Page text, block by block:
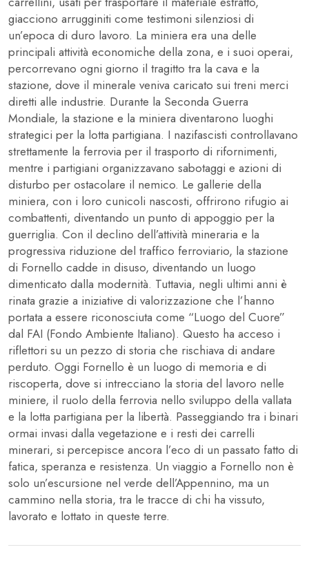
giacciono arrugginiti come testimoni silenziosi di
un’epoca di duro lavoro. La miniera era una delle
principali attività economiche della zona, e i suoi operai,
percorrevano ogni giorno il tragitto tra la cava e la
stazione, dove il minerale veniva caricato sui treni merci
diretti alle industrie. Durante la Seconda Guerra
Mondiale, la stazione e la miniera diventarono luoghi
strategici per la lotta partigiana. I nazifascisti controllavano
strettamente la ferrovia per il trasporto di rifornimenti,
mentre i partigiani organizzavano sabotaggi e azioni di
disturbo per ostacolare il nemico. Le gallerie della
miniera, con i loro cunicoli nascosti, offrirono rifugio ai
combattenti, diventando un punto di appoggio per la
guerriglia. Con il declino dell’attività mineraria e la
progressiva riduzione del traffico ferroviario, la stazione
di Fornello cadde in disuso, diventando un luogo
dimenticato dalla modernità. Tuttavia, negli ultimi anni è
rinata grazie a iniziative di valorizzazione che l’hanno
portata a essere riconosciuta come “Luogo del Cuore”
dal FAI (Fondo Ambiente Italiano). Questo ha acceso i
riflettori su un pezzo di storia che rischiava di andare
perduto. Oggi Fornello è un luogo di memoria e di
riscoperta, dove si intrecciano la storia del lavoro nelle
miniere, il ruolo della ferrovia nello sviluppo della vallata
e la lotta partigiana per la libertà. Passeggiando tra i binari
ormai invasi dalla vegetazione e i resti dei carrelli
minerari, si percepisce ancora l’eco di un passato fatto di
fatica, speranza e resistenza. Un viaggio a Fornello non è
solo un’escursione nel verde dell’Appennino, ma un
cammino nella storia, tra le tracce di chi ha vissuto,
lavorato e lottato in queste terre.